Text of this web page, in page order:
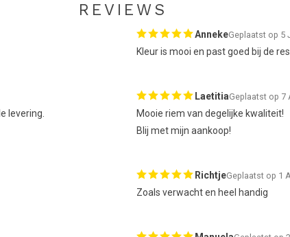
REVIEWS
AnnekeGeplaatst op 5
Kleur is mooi en past goed bij de
levering.
LaetitiaGeplaatst op 7
Mooie riem van degelijke kwaliteit!
Blij met mijn aankoop!
RichtjeGeplaatst op 1
Zoals verwacht en heel handig